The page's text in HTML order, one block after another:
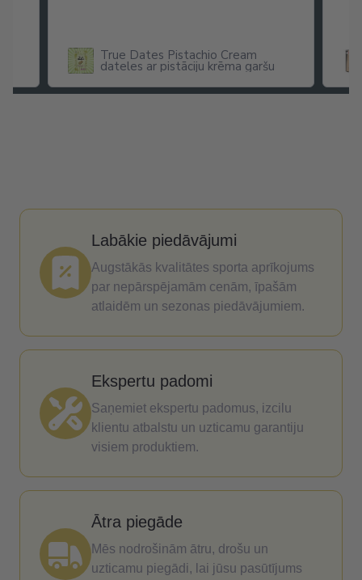
True Dates Pistachio Cream
dateles ar pistāciju krēma garšu
Labākie piedāvājumi
Augstākās kvalitātes sporta aprīkojums
par nepārspējamām cenām, īpašām
atlaidēm un sezonas piedāvājumiem.
Ekspertu padomi
Saņemiet ekspertu padomus, izcilu
klientu atbalstu un uzticamu garantiju
visiem produktiem.
Ātra piegāde
Mēs nodrošinām ātru, drošu un
uzticamu piegādi, lai jūsu pasūtījums